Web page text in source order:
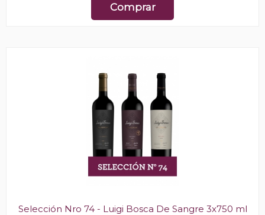
Comprar
Selección Nro 74 - Luigi Bosca De Sangre 3x750 ml